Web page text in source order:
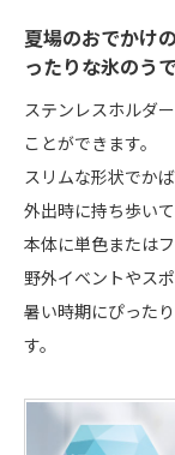
夏場のおでかけ
ったりな氷のうで
ステンレスホルダ
ことができます。
スリムな形状でか
外出時に持ち歩い
本体に単色または
野外イベントやス
暑い時期にぴった
す。